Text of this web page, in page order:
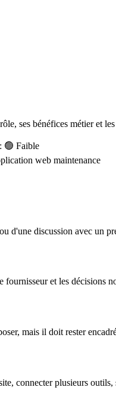
ses bénéfices métier et
🟢 Faible
web maintenance
discussion avec un
fournisseur et les décisions
mais il doit rester
connecter plusieurs